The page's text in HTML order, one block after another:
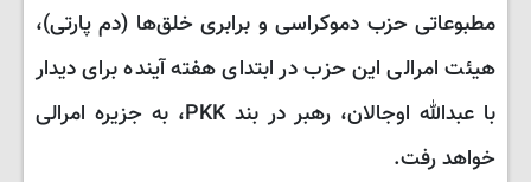
مطبوعاتی حزب دموکراسی و برابری خلق‌ها (دم پارتی)،
هیئت امرالی این حزب در ابتدای هفته آینده برای دیدار
با عبدالله اوجالان، رهبر در بند PKK، به جزیره امرالی
خواهد رفت.